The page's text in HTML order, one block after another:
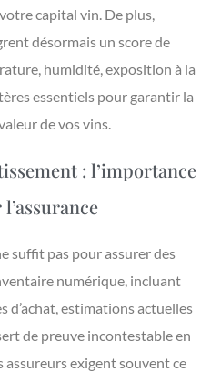
capital vin. De plus,
désormais un score de
humidité, exposition à la
essentiels pour garantir la
de vos vins.
: l’importance
suffit pas pour assurer des
numérique, incluant
d’achat, estimations actuelles
de preuve incontestable en
assureurs exigent souvent ce